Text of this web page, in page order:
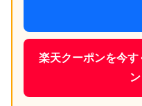
楽天クーポンを今